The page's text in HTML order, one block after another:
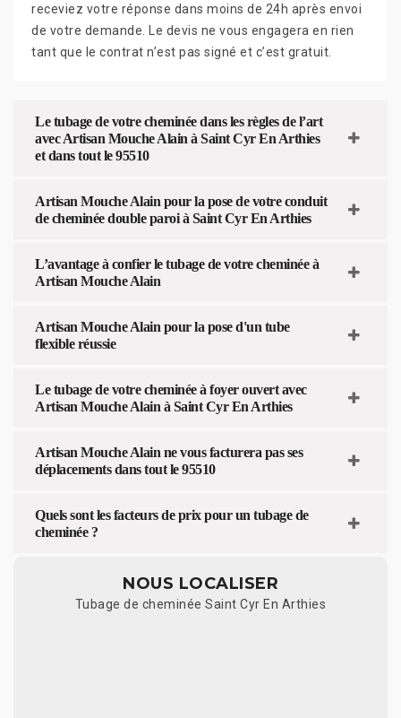
receviez votre réponse dans moins de 24h après envoi
de votre demande. Le devis ne vous engagera en rien
tant que le contrat n’est pas signé et c’est gratuit.
Le tubage de votre cheminée dans les règles de l’art
avec Artisan Mouche Alain à Saint Cyr En Arthies
et dans tout le 95510
Artisan Mouche Alain pour la pose de votre conduit
de cheminée double paroi à Saint Cyr En Arthies
L’avantage à confier le tubage de votre cheminée à
Artisan Mouche Alain
Artisan Mouche Alain pour la pose d'un tube
flexible réussie
Le tubage de votre cheminée à foyer ouvert avec
Artisan Mouche Alain à Saint Cyr En Arthies
Artisan Mouche Alain ne vous facturera pas ses
déplacements dans tout le 95510
Quels sont les facteurs de prix pour un tubage de
cheminée ?
NOUS LOCALISER
Tubage de cheminée Saint Cyr En Arthies